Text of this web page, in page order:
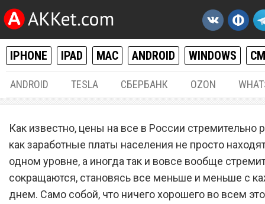
IPHONE IPAD MAC ANDROID WINDOWS
ANDROID TESLA СБЕРБАНК OZON
Сотовый оператор Tele2
запустил «халявный»
план за какие-то 99
Как известно, цены на все в России стремительно
как заработные платы населения не просто
одном уровне, а иногда так и вовсе вообще
сокращаются, становясь все меньше и меньше с
днем. Само собой, что ничего хорошего во всем